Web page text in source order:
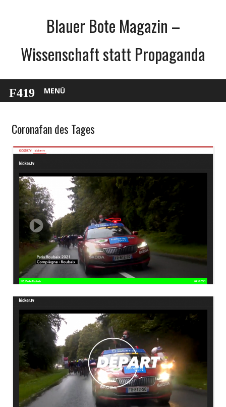
Blauer Bote Magazin –
Wissenschaft statt Propaganda
MENÜ
Sport
Coronafan des Tages